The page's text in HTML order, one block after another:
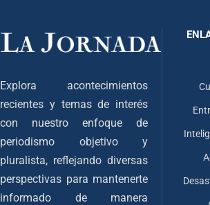
Explora acontecimientos
recientes y temas de interés
con nuestro enfoque de
periodismo objetivo y
pluralista, reflejando diversas
perspectivas para mantenerte
informado de manera